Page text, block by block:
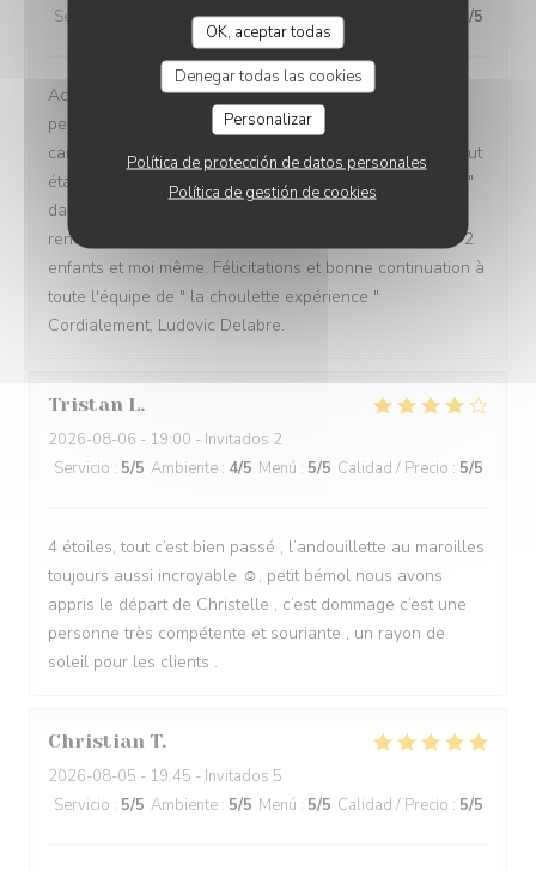
OK, aceptar todas
Denegar todas las cookies
Personalizar
Política de protección de datos personales
Política de gestión de cookies
Servicio
Ambiente:5/5 Menú:5/5 Calidad / Precio /5
Accueil, ambiance, décor, musique de fond,
personnel(serveuse charmante), choix des plats de la
carte des menus, les bières typiques de la choulette...tout
était parfait pour notre première " expérience choulette "
dans cette excellente brasserie gastronomique ch'ti . À
renouveler très certainement prochainement pour mes 2
enfants et moi même. Félicitations et bonne continuation à
toute l'équipe de " la choulette expérience "
Cordialement, Ludovic Delabre.
Tristan L
2026-08-06 - 19:00 - Invitados 2
Servicio : 5/5 Ambiente : 4/5 Menú : 5/5 Calidad / Precio : 5/5
4 étoiles, tout c’est bien passé , l’andouillette au maroilles
toujours aussi incroyable ☺️, petit bémol nous avons
appris le départ de Christelle , c’est dommage c’est une
personne très compétente et souriante , un rayon de
soleil pour les clients .
Christian T
2026-08-05 - 19:45 - Invitados 5
Servicio : 5/5 Ambiente : 5/5 Menú : 5/5 Calidad / Precio : 5/5